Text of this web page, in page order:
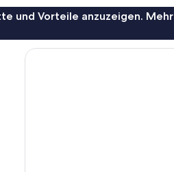
und Vorteile anzuzeigen. Mehr